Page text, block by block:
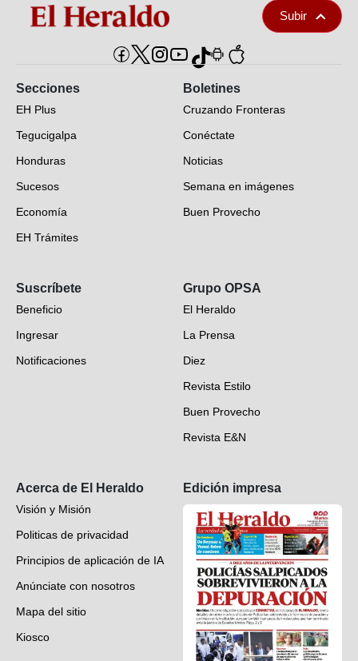
Subir
Secciones
EH Plus
Tegucigalpa
Honduras
Sucesos
Economía
EH Trámites
EH Verifica
Fotogalerías
Deportes
Videos
Boletines
Cruzando Fronteras
Conéctate
Noticias
Semana en imágenes
Buen Provecho
Suscríbete
Beneficio
Ingresar
Notificaciones
Grupo OPSA
El Heraldo
La Prensa
Diez
Revista Estilo
Buen Provecho
Revista E&N
Acerca de El Heraldo
Visión y Misión
Politicas de privacidad
Principios de aplicación de IA
Anúnciate con nosotros
Mapa del sitio
Kiosco
Edición impresa